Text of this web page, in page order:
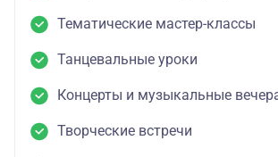
Тематические мастер-классы
Танцевальные уроки
Концерты и музыкальные
Творческие встречи